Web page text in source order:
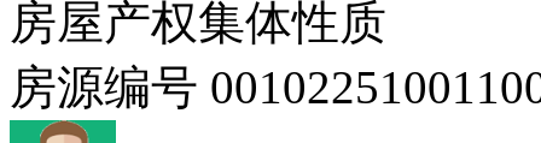
房屋产权集体性质
房源编号